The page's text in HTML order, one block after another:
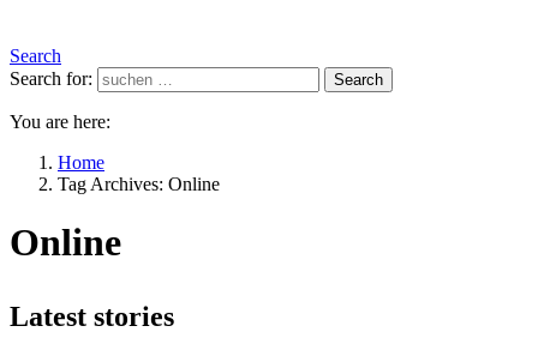
Search
Search for:
Search
You are here:
Home
Tag Archives: Online
Online
Latest stories